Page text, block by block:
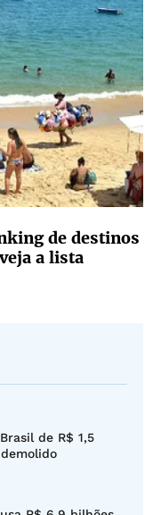
de destinos
a lista
de R$ 1,5